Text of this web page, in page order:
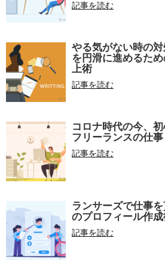
記事を読む
やる気がない時の
を円滑に進めるた
上術
記事を読む
コロナ時代の今、
フリーランスの仕
記事を読む
ランサーズで仕事
のプロフィール作
記事を読む